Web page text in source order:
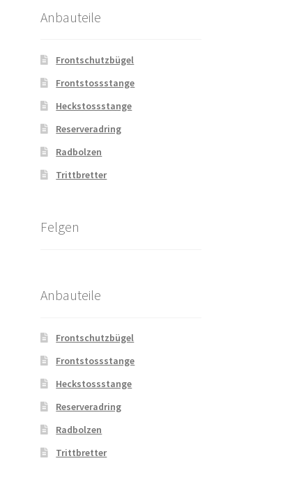
Anbauteile
Frontschutzbügel
Frontstossstange
Heckstossstange
Reserveradring
Radbolzen
Trittbretter
Felgen
Anbauteile
Frontschutzbügel
Frontstossstange
Heckstossstange
Reserveradring
Radbolzen
Trittbretter